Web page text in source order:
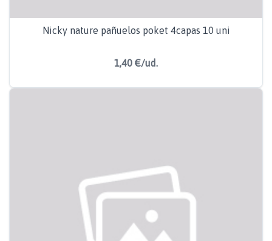
Nicky nature pañuelos poket 4capas 10 uni
1,40 €/ud.